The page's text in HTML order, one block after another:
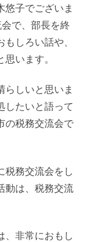
悠子でございま
で、部長を終
しろい話や、
います。
らしいと思いま
したいと語って
の税務交流会で
税務交流会をし
動は、税務交流
、非常におもし